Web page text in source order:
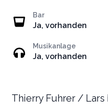
Bar
Ja, vorhanden
Musikanlage
Ja, vorhanden
Thierry Fuhrer /